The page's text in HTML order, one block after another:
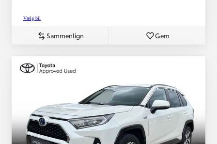
Vælg bil
Sammenlign Gem